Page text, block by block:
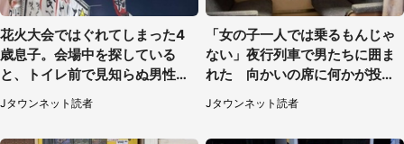
花火大会ではぐれてしまった4
歳息子。会場中を探している
と、トイレ前で見知らぬ男性に
（東京都・女性）
Jタウンネット読者
「女の子一人では乗るもんじゃ
ない」夜行列車で男たちに囲ま
れた 向かいの席に何かが投げ
られて（秋田県・60代女性）
Jタウンネット読者